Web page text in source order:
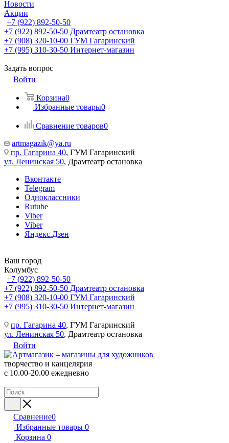
Новости
Акции
+7 (922) 892-50-50
+7 (922) 892-50-50 Драмтеатр остановка
+7 (908) 320-10-00 ГУМ Гагаринский
+7 (995) 310-30-50 Интернет-магазин
Задать вопрос
Войти
Корзина0
Избранные товары0
Сравнение товаров0
artmagazik@ya.ru
пр. Гагарина 40, ГУМ Гагаринский
ул. Ленинская 50, Драмтеатр остановка
Вконтакте
Telegram
Одноклассники
Rutube
Viber
Viber
Яндекс.Дзен
Ваш город
Колумбус
+7 (922) 892-50-50
+7 (922) 892-50-50 Драмтеатр остановка
+7 (908) 320-10-00 ГУМ Гагаринский
+7 (995) 310-30-50 Интернет-магазин
пр. Гагарина 40, ГУМ Гагаринский
ул. Ленинская 50, Драмтеатр остановка
Войти
творчество и канцелярия
с 10.00-20.00 ежедневно
Сравнение0
Избранные товары 0
Корзина 0